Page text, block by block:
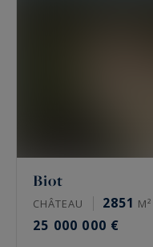
Biot
CHÂTEAU 2851 M²
25 000 000 €